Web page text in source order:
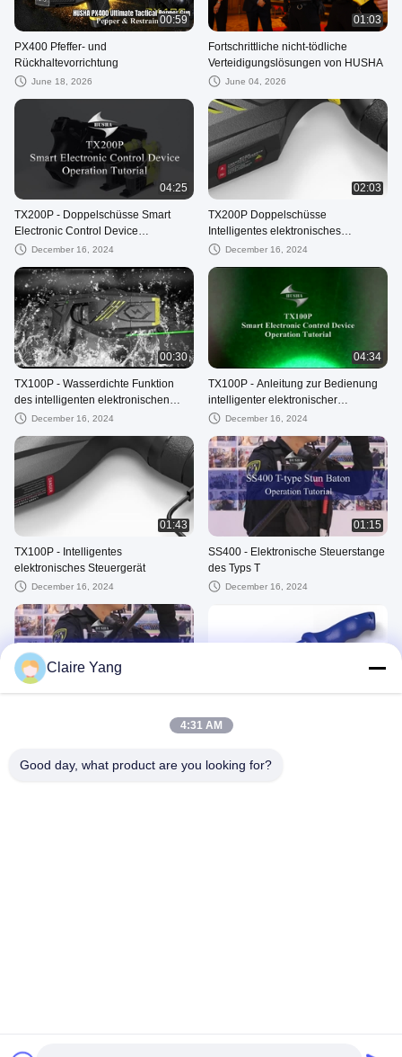
00:59
PX400 Pfeffer- und
Rückhaltevorrichtung
June 18, 2026
01:03
Fortschrittliche nicht-tödliche
Verteidigungslösungen von HUSHA
June 04, 2026
04:25
TX200P - Doppelschüsse Smart
Electronic Control Device
Betriebsleitfaden
December 16, 2024
02:03
TX200P Doppelschüsse
Intelligentes elektronisches
Steuergerät
December 16, 2024
00:30
TX100P - Wasserdichte Funktion
des intelligenten elektronischen
Steuergeräts
December 16, 2024
04:34
TX100P - Anleitung zur Bedienung
intelligenter elektronischer
Steuergeräte
December 16, 2024
01:43
TX100P - Intelligentes
elektronisches Steuergerät
December 16, 2024
01:15
SS400 - Elektronische Steuerstange
des Typs T
December 16, 2024
01:15
SS400 - Elektronische Steuerstange
00:46
SK100 - Elektronischer
Steuerungstrainingsdolch
Claire Yang
4:31 AM
Good day, what product are you looking for?